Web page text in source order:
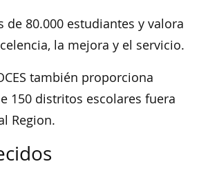
de 80.000 estudiantes y valora
la mejora y el servicio.
también proporciona
150 distritos escolares fuera
Region.